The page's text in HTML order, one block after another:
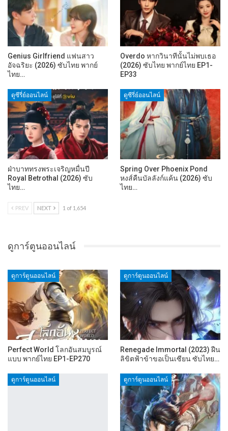
Genius Girlfriend แฟนสาว
อัจฉริยะ (2026) ซับไทย พากย์
ไทย…
Overdo หากวินาทีนั้นไม่พบเธอ
(2026) ซับไทย พากย์ไทย EP1-
EP33
ดูซีรี่ย์ออนไลน์
ฝ่าบาททรงพระเจริญหมื่นปี
Royal Betrothal (2026) ซับ
ไทย…
ดูซีรี่ย์ออนไลน์
Spring Over Phoenix Pond
หงส์คืนบัลลังก์แค้น (2026) ซับ
ไทย…
PREV NEXT 1 of 1,654
ดูการ์ตูนออนไลน์
ดูการ์ตูนออนไลน์
Perfect World โลกอันสมบูรณ์
แบบ พากย์ไทย EP1-EP270
ดูการ์ตูนออนไลน์
Renegade Immortal (2023) ฝืน
ลิขิตฟ้าข้าขอเป็นเซียน ซับไทย…
ดูการ์ตูนออนไลน์ ดูการ์ตูนออนไลน์